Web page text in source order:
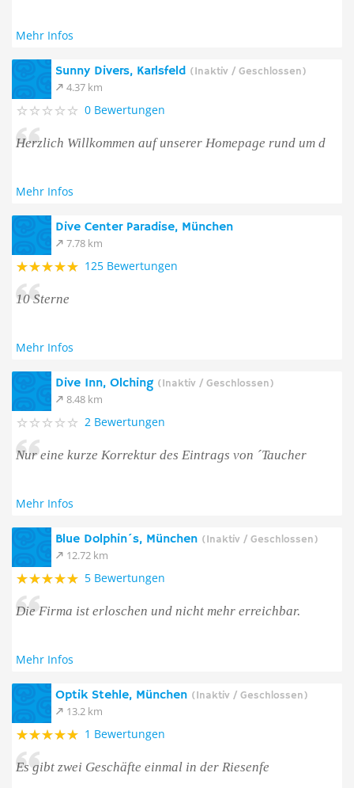
Mehr Infos
Sunny Divers, Karlsfeld (Inaktiv / Geschlossen)
4.37 km
0 Bewertungen
Herzlich Willkommen auf unserer Homepage rund um d
Mehr Infos
Dive Center Paradise, München
7.78 km
125 Bewertungen
10 Sterne
Mehr Infos
Dive Inn, Olching (Inaktiv / Geschlossen)
8.48 km
2 Bewertungen
Nur eine kurze Korrektur des Eintrags von ´Taucher
Mehr Infos
Blue Dolphin´s, München (Inaktiv / Geschlossen)
12.72 km
5 Bewertungen
Die Firma ist erloschen und nicht mehr erreichbar.
Mehr Infos
Optik Stehle, München (Inaktiv / Geschlossen)
13.2 km
1 Bewertungen
Es gibt zwei Geschäfte einmal in der Riesenfe